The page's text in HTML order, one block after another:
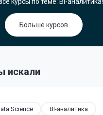
Больше курсов
искали
Science BI-аналитика